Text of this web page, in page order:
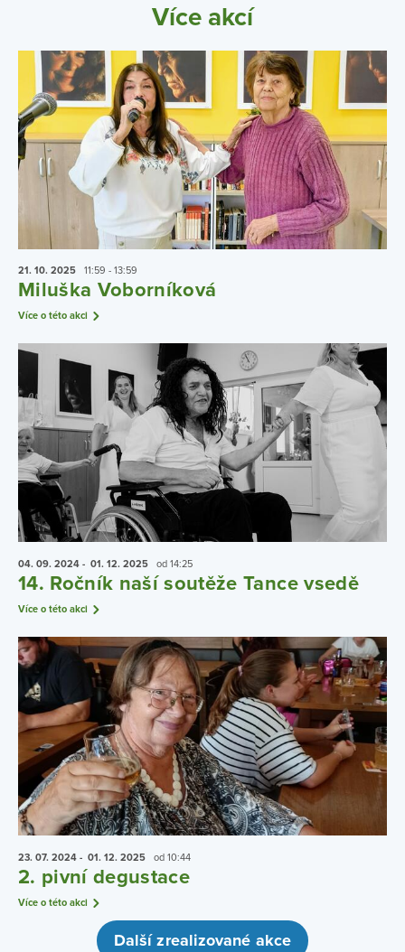
Více akcí
21. 10. 2025 11:59 - 13:59
Miluška Voborníková
Více o této akci
04. 09. 2024 - 01. 12. 2025 od 14:25
14. Ročník naší soutěže Tance vsedě
Více o této akci
23. 07. 2024 - 01. 12. 2025 od 10:44
2. pivní degustace
Více o této akci
Další zrealizované akce